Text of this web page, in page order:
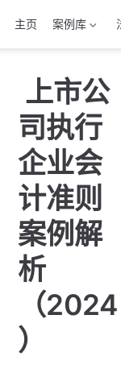
主页 案例库
上市公
司执行
企业会
计准则
案例解
析
（2024
）